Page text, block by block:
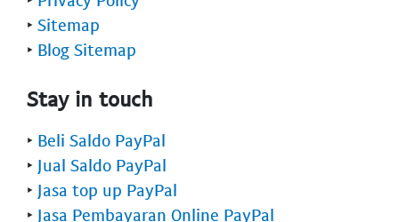
‣ Sitemap
‣ Blog Sitemap
Stay in touch
‣ Beli Saldo PayPal
‣ Jual Saldo PayPal
‣ Jasa top up PayPal
‣ Jasa Pembayaran Online PayPal